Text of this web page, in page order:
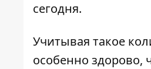
сегодня.
Учитывая такое
особенно здорово,